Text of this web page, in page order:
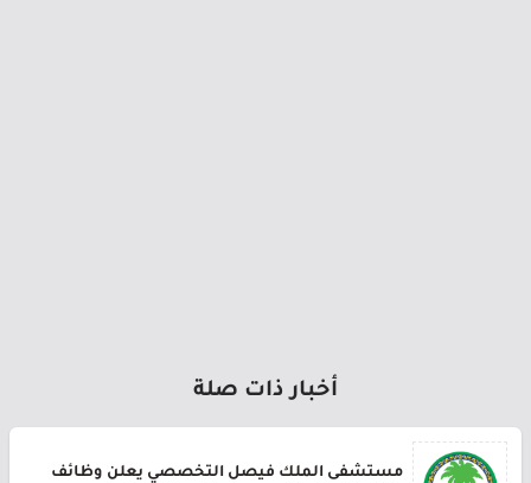
أخبار ذات صلة
مستشفى الملك فيصل التخصصي يعلن وظائف